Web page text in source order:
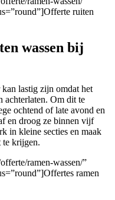
ruiten
wassen bij
lastig zijn omdat het
achterlaten. Om dit te
ochtend of late avond en
en droog ze binnen vijf
in kleine secties en maak
te krijgen.
ramen-wassen/”
ramen